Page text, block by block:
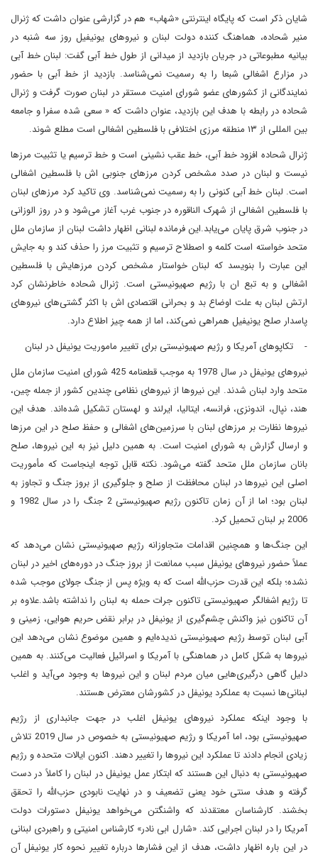
شایان ذکر است که پایگاه اینترنتی «شهاب» هم در گزارشی عنوان داشت که ژنرال
منیر شحاده، هماهنگ کننده دولت لبنان و نیرو‌های یونیفیل روز سه شنبه در
بیانیه مطبوعاتی در جریان بازدید از میدانی از طول خط آبی گفت: لبنان خط آبی
در مزارع اشغالی شبعا را به رسمیت نمی‌شناسد. بازدید از خط آبی با حضور
نمایندگانی از کشور‌های عضو شورای امنیت مستقر در لبنان صورت گرفت و ژنرال
شحاده در رابطه با هدف این بازدید، عنوان داشت که « سعی شده سفرا و جامعه
بین المللی از ۱۳ منطقه مرزی اختلافی با فلسطین اشغالی است مطلع شوند.
ژنرال شحاده افزود خط آبی، خط عقب نشینی است و خط ترسیم یا تثبیت مرز‌ها
نیست و لبنان در صدد مشخص کردن مرز‌های جنوبی اش با فلسطین اشغالی
است. لبنان خط آبی کنونی را به رسمیت نمی‌شناسد. وی تاکید کرد مرز‌های لبنان
با فلسطین اشغالی از شهرک الناقوره در جنوب غرب آغاز می‌شود و در روز الوزانی
در جنوب شرق پایان می‌یابد.این فرمانده لبنانی اظهار داشت لبنان از سازمان ملل
متحد خواسته است کلمه و اصطلاح ترسیم و تثبیت مرز را حذف کند و به جایش
این عبارت را بنویسد که لبنان خواستار مشخص کردن مرزهایش با فلسطین
اشغالی و به تبع ان با رژیم صهیونیستی است. ژنرال شحاده خاطرنشان کرد
ارتش لبنان به علت اوضاع بد و بحرانی اقتصادی اش با اکثر گشتی‌های نیرو‌های
پاسدار صلح یونیفیل همراهی نمی‌کند، اما از همه چیز اطلاع دارد.
- تکاپوهای آمریکا و رژیم صهیونیستی برای تغییر ماموریت یونیفل در لبنان
نیروهای یونیفل در سال 1978 به موجب قطعنامه 425 شورای امنیت سازمان ملل
متحد وارد لبنان شدند. این نیروها از نیروهای نظامی چندین کشور از جمله چین،
هند، نپال، اندونزی، فرانسه، ایتالیا، ایرلند و لهستان تشکیل شده‌اند. هدف این
نیروها نظارت بر مرزهای لبنان با سرزمین‌های اشغالی و حفظ صلح در این مرزها
و ارسال گزارش به شورای امنیت است. به همین دلیل نیز به این نیروها، صلح
بانان سازمان ملل متحد گفته می‌شود. نکته قابل توجه اینجاست که مأموریت
اصلی این نیروها در لبنان محافظت از صلح و جلوگیری از بروز جنگ و تجاوز به
لبنان بود؛ اما از آن زمان تاکنون رژیم صهیونیستی 2 جنگ را در سال 1982 و
2006 بر لبنان تحمیل کرد.
این جنگ‌ها و همچنین اقدامات متجاوزانه رژیم صهیونیستی نشان می‌دهد که
عملاً حضور نیروهای یونیفل سبب ممانعت از بروز جنگ در دوره‌های اخیر در لبنان
نشده؛ بلکه این قدرت حزب‌الله است که به ویژه پس از جنگ جولای موجب شده
تا رژیم اشغالگر صهیونیستی تاکنون جرات حمله به لبنان را نداشته باشد.علاوه بر
آن تاکنون نیز واکنش چشم‌گیری از یونیفل در برابر نقض حریم هوایی، زمینی و
آبی لبنان توسط رژیم صهیونیستی ندیده‌ایم و همین موضوع نشان می‌دهد این
نیروها به شکل کامل در هماهنگی با آمریکا و اسرائیل فعالیت می‌کنند. به همین
دلیل گاهی درگیری‌هایی میان مردم لبنان و این نیروها به وجود می‌آید و اغلب
لبنانی‌ها نسبت به عملکرد یونیفل در کشورشان معترض هستند.
با وجود اینکه عملکرد نیروهای یونیفل اغلب در جهت جانبداری از رژیم
صهیونیستی بود، اما آمریکا و رژیم صهیونیستی به خصوص در سال 2019 تلاش
زیادی انجام دادند تا عملکرد این نیروها را تغییر دهند. اکنون ایالات متحده و رژیم
صهیونیستی به دنبال این هستند که ابتکار عمل یونیفل در لبنان را کاملاً در دست
گرفته و هدف سنتی خود یعنی تضعیف و در نهایت نابودی حزب‌الله را تحقق
بخشند. کارشناسان معتقدند که واشنگتن می‌خواهد یونیفل دستورات دولت
آمریکا را در لبنان اجرایی کند. «شارل ابی نادر» کارشناس امنیتی و راهبردی لبنانی
در این باره اظهار داشت، هدف از این فشار‌ها درباره تغییر نحوه کار یونیفل آن